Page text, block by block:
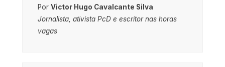
Por Victor Hugo Cavalcante Silva
Jornalista, ativista PcD e escritor nas horas
vagas